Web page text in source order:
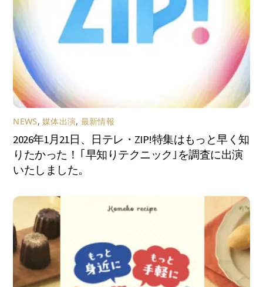
NEWS,媒体出演, 最新情報
2026年1月21日、日テレ・ZIP!特集はもっと早く知
りたかった！ ｢早知りテクニック｣を調査に出演
いたしました。